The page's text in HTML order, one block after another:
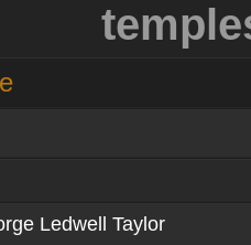
Ledwell Taylor